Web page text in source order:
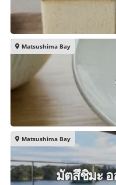
Matsushima Bay
Matsushima Bay
มัตสึชิมะ